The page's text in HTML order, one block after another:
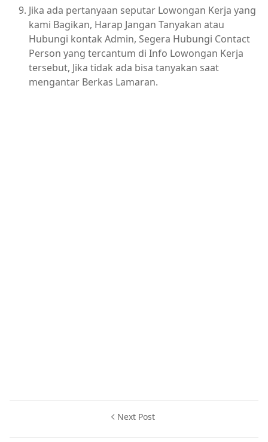
Jika ada pertanyaan seputar Lowongan Kerja yang
kami Bagikan, Harap Jangan Tanyakan atau
Hubungi kontak Admin, Segera Hubungi Contact
Person yang tercantum di Info Lowongan Kerja
tersebut, Jika tidak ada bisa tanyakan saat
mengantar Berkas Lamaran.
Next Post